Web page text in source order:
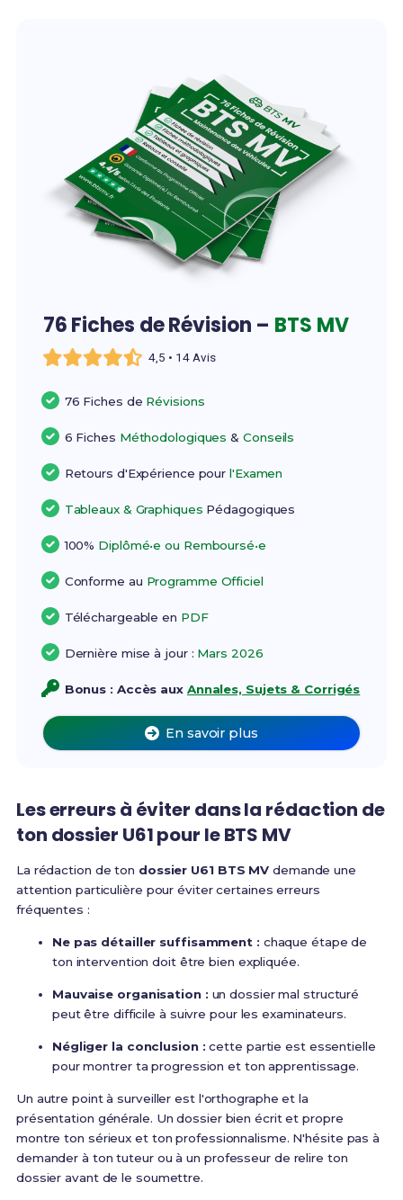
76 Fiches de Révision – BTS MV
4,5 • 14 Avis
76 Fiches de Révisions
6 Fiches Méthodologiques &Conseils
Retours d'Expérience pourl'Examen
Tableaux & Graphiques Pédagogiques
100% Diplômé•e ou Remboursé•e
Conforme au Programme Officiel
Téléchargeable en PDF
Dernière mise à jour : Mars 2026
Bonus : Accès aux Annales, Sujets & Corrigés
En savoir plus
Les erreurs à éviter dans la rédaction de
ton dossier U61 pour le BTS MV
La rédaction de ton dossier U61 BTS MV demande une
attention particulière pour éviter certaines erreurs
fréquentes :
Ne pas détailler suffisamment : chaque étape de
ton intervention doit être bien expliquée.
Mauvaise organisation : un dossier mal structuré
peut être difficile à suivre pour les examinateurs.
Négliger la conclusion : cette partie est essentielle
pour montrer ta progression et ton apprentissage.
Un autre point à surveiller est l'orthographe et la
présentation générale. Un dossier bien écrit et propre
montre ton sérieux et ton professionnalisme. N'hésite pas à
demander à ton tuteur ou à un professeur de relire ton
dossier avant de le soumettre.